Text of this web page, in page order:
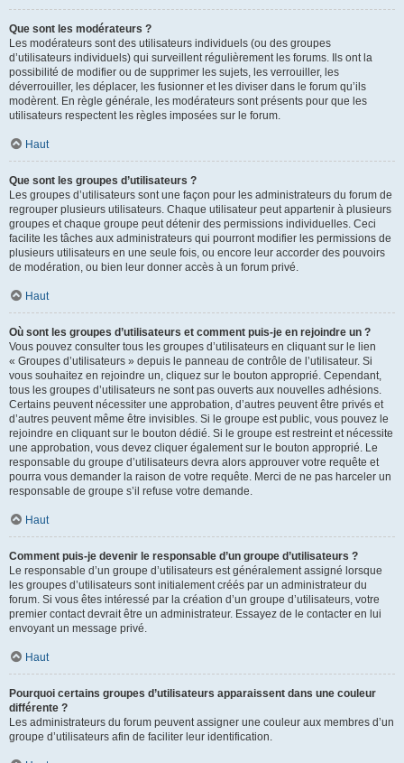
Que sont les modérateurs ?
Les modérateurs sont des utilisateurs individuels (ou des groupes
d’utilisateurs individuels) qui surveillent régulièrement les forums. Ils ont la
possibilité de modifier ou de supprimer les sujets, les verrouiller, les
déverrouiller, les déplacer, les fusionner et les diviser dans le forum qu’ils
modèrent. En règle générale, les modérateurs sont présents pour que les
utilisateurs respectent les règles imposées sur le forum.
Haut
Que sont les groupes d’utilisateurs ?
Les groupes d’utilisateurs sont une façon pour les administrateurs du forum de
regrouper plusieurs utilisateurs. Chaque utilisateur peut appartenir à plusieurs
groupes et chaque groupe peut détenir des permissions individuelles. Ceci
facilite les tâches aux administrateurs qui pourront modifier les permissions de
plusieurs utilisateurs en une seule fois, ou encore leur accorder des pouvoirs
de modération, ou bien leur donner accès à un forum privé.
Haut
Où sont les groupes d’utilisateurs et comment puis-je en rejoindre un ?
Vous pouvez consulter tous les groupes d’utilisateurs en cliquant sur le lien
« Groupes d’utilisateurs » depuis le panneau de contrôle de l’utilisateur. Si
vous souhaitez en rejoindre un, cliquez sur le bouton approprié. Cependant,
tous les groupes d’utilisateurs ne sont pas ouverts aux nouvelles adhésions.
Certains peuvent nécessiter une approbation, d’autres peuvent être privés et
d’autres peuvent même être invisibles. Si le groupe est public, vous pouvez le
rejoindre en cliquant sur le bouton dédié. Si le groupe est restreint et nécessite
une approbation, vous devez cliquer également sur le bouton approprié. Le
responsable du groupe d’utilisateurs devra alors approuver votre requête et
pourra vous demander la raison de votre requête. Merci de ne pas harceler un
responsable de groupe s’il refuse votre demande.
Haut
Comment puis-je devenir le responsable d’un groupe d’utilisateurs ?
Le responsable d’un groupe d’utilisateurs est généralement assigné lorsque
les groupes d’utilisateurs sont initialement créés par un administrateur du
forum. Si vous êtes intéressé par la création d’un groupe d’utilisateurs, votre
premier contact devrait être un administrateur. Essayez de le contacter en lui
envoyant un message privé.
Haut
Pourquoi certains groupes d’utilisateurs apparaissent dans une couleur
différente ?
Les administrateurs du forum peuvent assigner une couleur aux membres d’un
groupe d’utilisateurs afin de faciliter leur identification.